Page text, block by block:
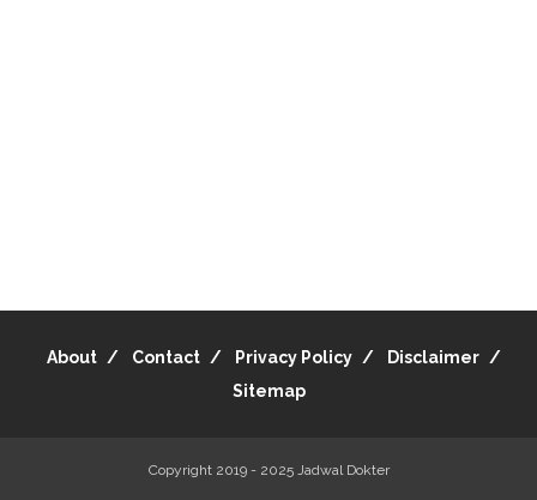
About Contact Privacy Policy
Disclaimer
Sitemap
Copyright 2019 - 2025 Jadwal Dokter